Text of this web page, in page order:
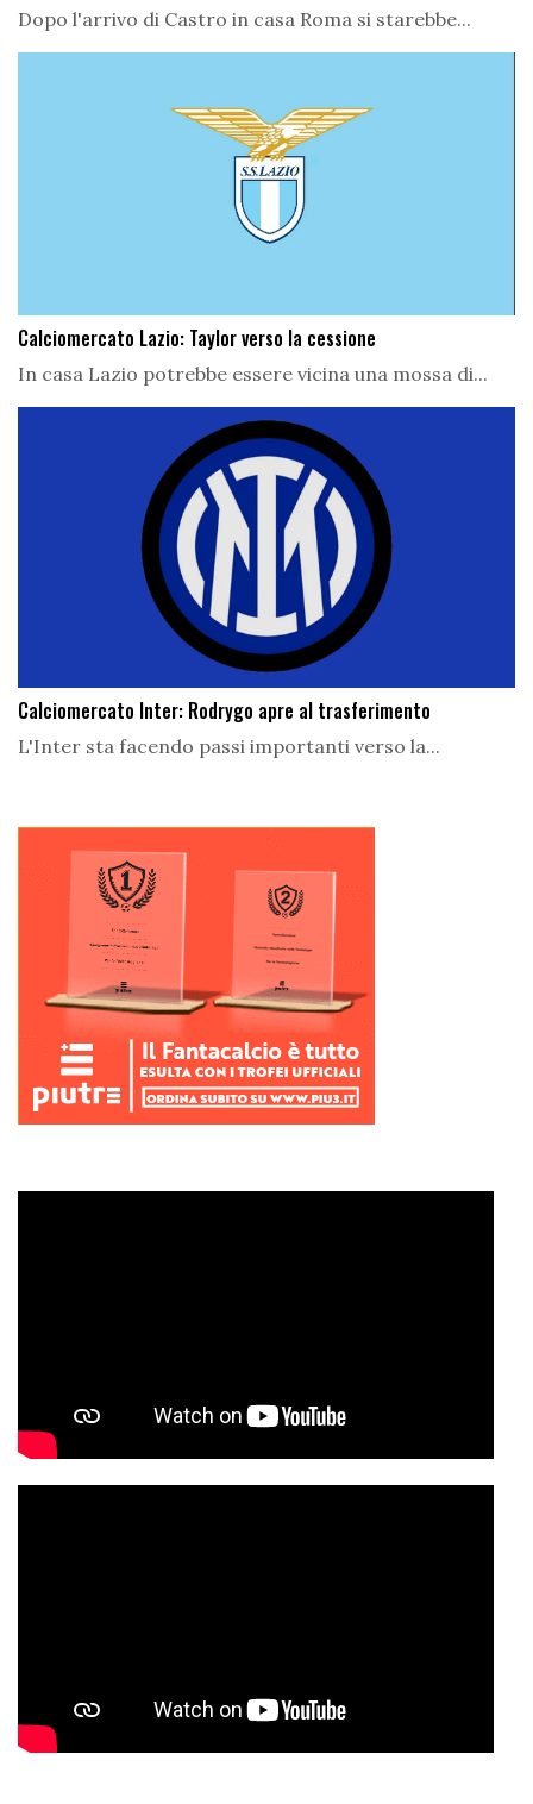
Dopo l'arrivo di Castro in casa Roma si starebbe...
Calciomercato Lazio: Taylor verso la cessione
In casa Lazio potrebbe essere vicina una mossa di...
Calciomercato Inter: Rodrygo apre al trasferimento
L'Inter sta facendo passi importanti verso la...